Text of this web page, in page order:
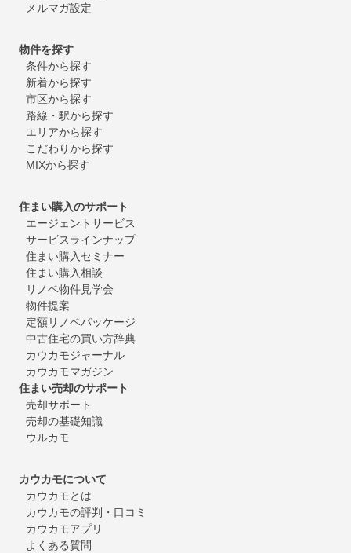
メルマガ設定
物件を探す
条件から探す
新着から探す
市区から探す
路線・駅から探す
エリアから探す
こだわりから探す
MIXから探す
住まい購入のサポート
エージェントサービス
サービスラインナップ
住まい購入セミナー
住まい購入相談
リノベ物件見学会
物件提案
定額リノベパッケージ
中古住宅の買い方辞典
カウカモジャーナル
カウカモマガジン
住まい売却のサポート
売却サポート
売却の基礎知識
ウルカモ
カウカモについて
カウカモとは
カウカモの評判・口コミ
カウカモアプリ
よくある質問